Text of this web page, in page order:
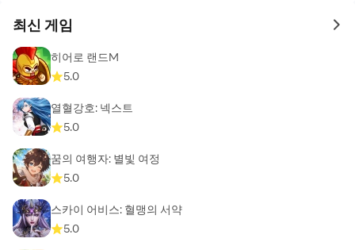
최신 게임 to
히어로 랜드M
5.0
열혈강호: 넥스트
5.0
꿈의 여행자: 별빛 여정
5.0
스카이 어비스: 혈맹의 서약
5.0